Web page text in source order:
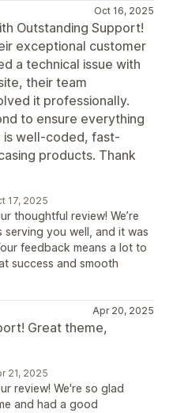
Oct 16, 2025
Outstanding Support!
exceptional customer
a technical issue with
their team
it professionally.
to ensure everything
well-coded, fast-
products. Thank
17, 2025
thoughtful review! We’re
you well, and it was
feedback means a lot to
success and smooth
Apr 20, 2025
Great theme,
21, 2025
review! We're so glad
and had a good